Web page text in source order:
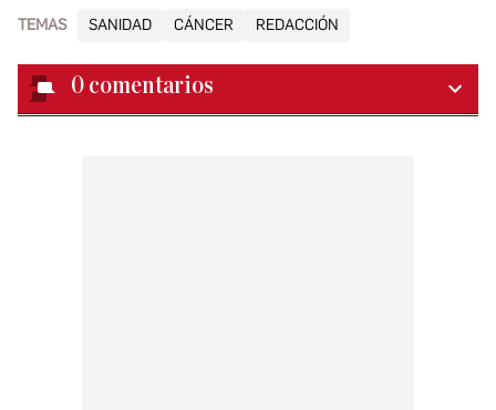
TEMAS SANIDAD CÁNCER REDACCIÓN
0 comentarios